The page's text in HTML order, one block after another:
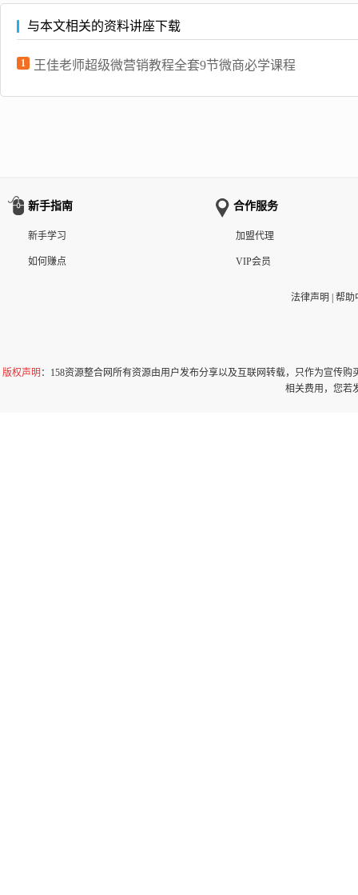
与本文相关的资料讲座下载
1 王佳老师超级微营销教程全套9节微商必学课程
新手指南
新手学习
如何赚点
合作服务
加盟代理
VIP会员
法律声明 帮助
版权声明 ：158资源整合网所有资源由用户发布分享以及互联网转载，只作为宣传
相关费用，您若